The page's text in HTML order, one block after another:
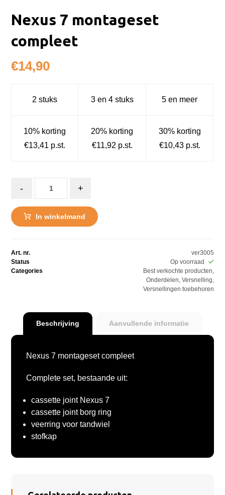
Nexus 7 montageset
compleet
€14,90
2 stuks 3 en 4 stuks 5 en meer
10% korting
€13,41 p.st.
20% korting
€11,92 p.st.
30% korting
€10,43 p.st.
- +
In winkelmand
Art. nr.
ver3005
Status
Op voorraad
Categories
Best verkochte producten
Onderdelen Versnelling
Versnellingen toebehoren
Beschrijving Aanvullende informatie
Nexus 7 montageset compleet
Complete set, bestaande uit:
cassette joint Nexus 7
cassette joint borg ring
veerring voor tandwiel
stofkap